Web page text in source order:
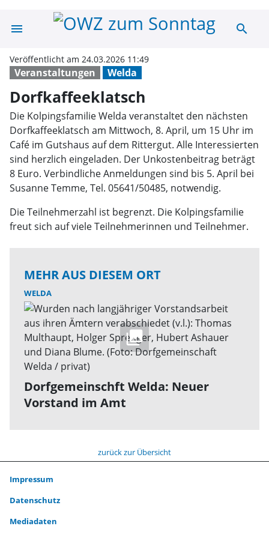
menu search
Veranstaltungen Welda
Veröffentlicht am 24.03.2026 11:49
Dorfkaffeeklatsch
Die Kolpingsfamilie Welda veranstaltet den nächsten
Dorfkaffeeklatsch am Mittwoch, 8. April, um 15 Uhr im
Café im Gutshaus auf dem Rittergut. Alle Interessierten
sind herzlich eingeladen. Der Unkostenbeitrag beträgt
8 Euro. Verbindliche Anmeldungen sind bis 5. April bei
Susanne Temme, Tel. 05641/50485, notwendig.
Die Teilnehmerzahl ist begrenzt. Die Kolpingsfamilie
freut sich auf viele Teilnehmerinnen und Teilnehmer.
MEHR AUS DIESEM ORT
WELDA
Dorfgemeinschft Welda: Neuer
Vorstand im Amt
zurück zur Übersicht
Impressum
Datenschutz
Mediadaten